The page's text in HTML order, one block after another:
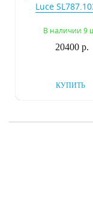
Luce
В наличии 9
20400 р.
КУПИТЬ